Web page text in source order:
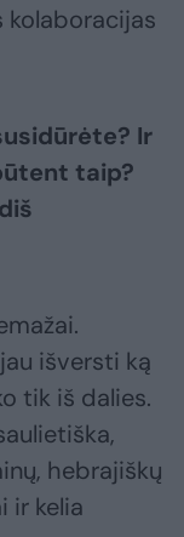
kolaboracijas
Ir
taip?
išversti ką
tik iš dalies.
hebrajiškų
ir kelia